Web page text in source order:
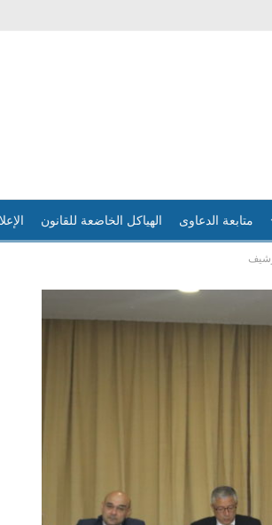
متابعة الدعاوى الهياكل الخاضعة للقانون